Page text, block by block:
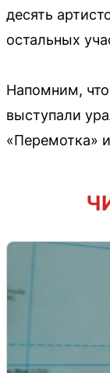
десять
остальных
Напомним,
выступали
«Перемотка»